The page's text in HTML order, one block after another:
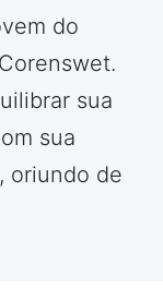
do
sua
sua
oriundo de